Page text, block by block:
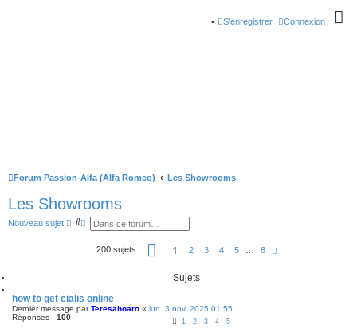
Connexion
S’enregistrer
Forum Passion-Alfa (Alfa Romeo) Les Showrooms
Les Showrooms
Nouveau sujet
R
e
r
R
e
a
200 sujets
r
1 2 3 4 5 8
Sujets
how to get cialis online
Dernier message parTeresahoaro « lun. 3 nov. 2025 01:55
Réponses : 100
1 2 3 4 5